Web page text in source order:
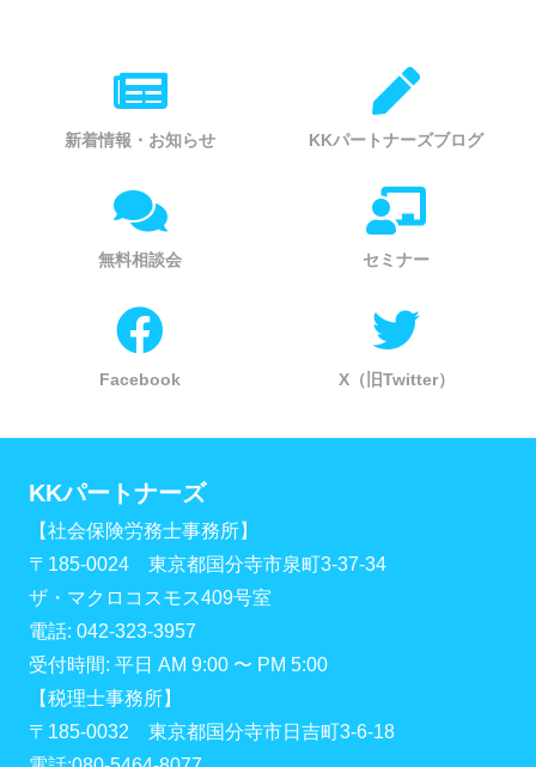
新着情報・お知らせ KKパートナーズブログ
無料相談会 セミナー
Facebook X（旧Twitter）
KKパートナーズ
【社会保険労務士事務所】
〒185-0024 東京都国分寺市泉町3-37-34
ザ・マクロコスモス409号室
電話: 042-323-3957
受付時間: 平日 AM 9:00 〜 PM 5:00
【税理士事務所】
〒185-0032 東京都国分寺市日吉町3-6-18